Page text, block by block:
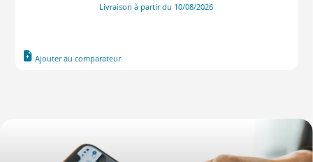
Livraison à partir du 10/08/2026
Ajouter au comparateur